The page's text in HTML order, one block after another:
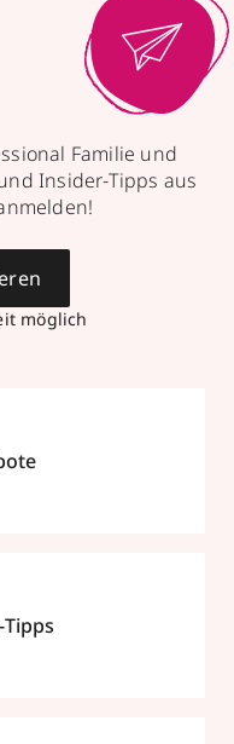
Familie und
Insider-Tipps aus
möglich